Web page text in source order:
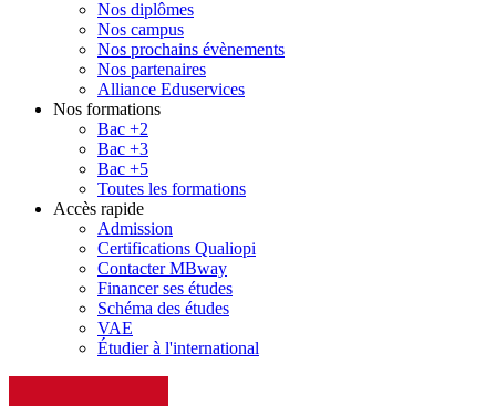
Nos diplômes
Nos campus
Nos prochains évènements
Nos partenaires
Alliance Eduservices
Nos formations
Bac +2
Bac +3
Bac +5
Toutes les formations
Accès rapide
Admission
Certifications Qualiopi
Contacter MBway
Financer ses études
Schéma des études
VAE
Étudier à l'international